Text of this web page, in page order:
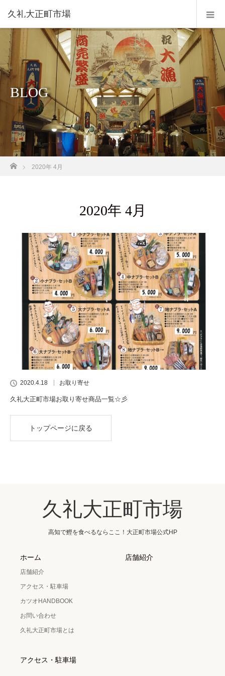
久礼大正町市場
BLOG
ホーム
2020年 4月
2020年 4月
2020.4.18 お取り寄せ
久礼大正町市場お取り寄せ商品一覧☆彡
トップページに戻る
久礼大正町市場
高知で鰹を食べるならここ！大正町市場公式HP
ホーム
店舗紹介
アクセス・駐車場
カツオHANDBOOK
お問い合わせ
久礼大正町市場とは
店舗紹介
アクセス・駐車場